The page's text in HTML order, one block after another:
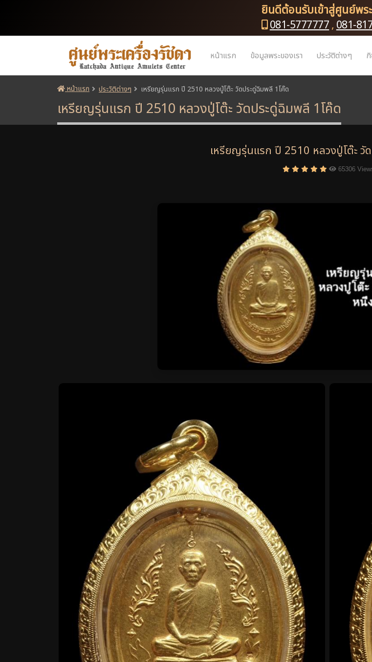
ยินดีต้อนรับเข้าสู่ศูนย์พร
081-5777777, 081-
หน้าแรก ข้อมูลพระของเรา ประวัติต่างๆ
หน้าแรก ประวัติต่างๆ เหรียญรุ่นแรก ปี 2510 หลวงปู่โต๊ะ วัดประดู่ฉิมพลี 1โค๊ด
เหรียญรุ่นแรก ปี 2510 หลวงปู่โต๊ะ วัดประดู่ฉิมพลี 1โค๊ด
เหรียญรุ่นแรก ปี 2510 หลวงปู่โต๊ะ วั
65306